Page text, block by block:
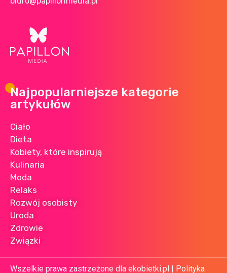
Najpopularniejsze kategorie
artykułów
Ciało
Dieta
Kobiety, które inspirują
Kulinaria
Moda
Relaks
Rozwój osobisty
Uroda
Zdrowie
Związki
Wszelkie prawa zastrzeżone dla ekobietki.pl | Polityka